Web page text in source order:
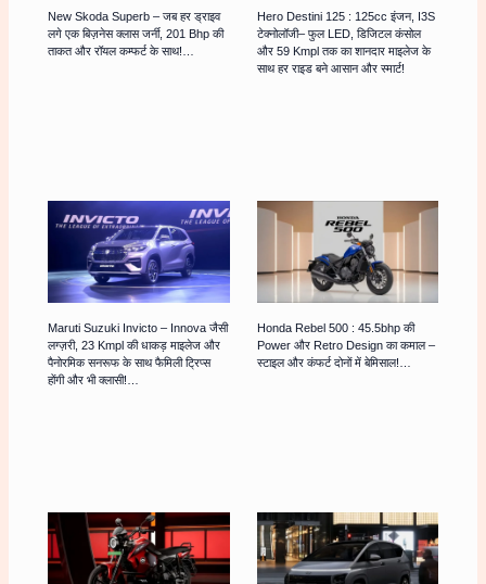
New Skoda Superb – जब हर ड्राइव
लगे एक बिज़नेस क्लास जर्नी, 201 Bhp की
ताकत और रॉयल कम्फर्ट के साथ!…
Hero Destini 125 : 125cc इंजन, I3S
टेक्नोलॉजी– फुल LED, डिजिटल कंसोल
और 59 Kmpl तक का शानदार माइलेज के
साथ हर राइड बने आसान और स्मार्ट!
Maruti Suzuki Invicto – Innova जैसी
लग्ज़री, 23 Kmpl की धाकड़ माइलेज और
पैनोरमिक सनरूफ के साथ फैमिली ट्रिप्स
होंगी और भी क्लासी!…
Honda Rebel 500 : 45.5bhp की
Power और Retro Design का कमाल –
स्टाइल और कंफर्ट दोनों में बेमिसाल!…